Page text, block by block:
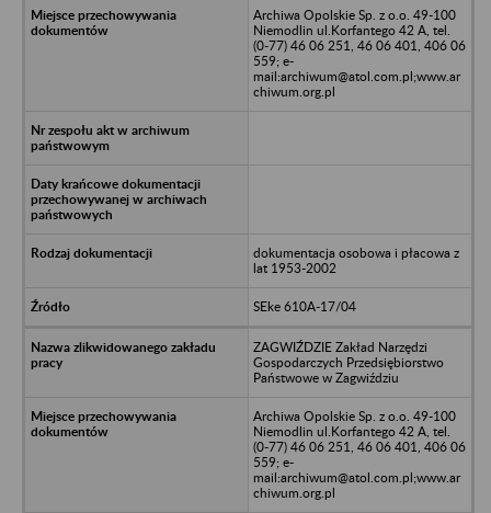
Archiwa Opolskie Sp. z o.o. 49-100
Niemodlin ul.Korfantego 42 A, tel.
(0-77) 46 06 251, 46 06 401, 406 06
559; e-
mail:archiwum@atol.com.pl;www.ar
chiwum.org.pl
dokumentacja osobowa i płacowa z
lat 1953-2002
SEke 610A-17/04
ZAGWIŹDZIE Zakład Narzędzi
Gospodarczych Przedsiębiorstwo
Państwowe w Zagwiździu
Archiwa Opolskie Sp. z o.o. 49-100
Niemodlin ul.Korfantego 42 A, tel.
(0-77) 46 06 251, 46 06 401, 406 06
559; e-
mail:archiwum@atol.com.pl;www.ar
chiwum.org.pl